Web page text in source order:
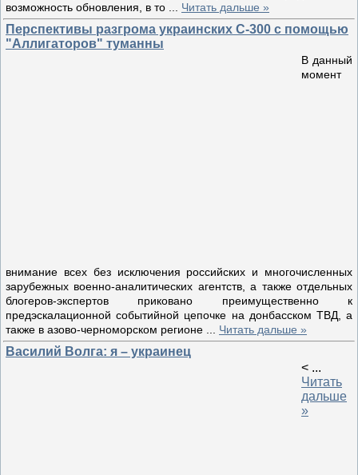
возможность обновления, в то
Читать дальше »
Перспективы разгрома украинских С-300 с помощью
"Аллигаторов" туманны
В данный
момент
внимание всех без исключения российских и многочисленных
зарубежных военно-аналитических агентств, а также отдельных
блогеров-экспертов приковано преимущественно к
предэскалационной событийной цепочке на донбасском ТВД, а
также в азово-черноморском регионе
Читать дальше »
Василий Волга: я – украинец
< ...
Читать
дальше
»